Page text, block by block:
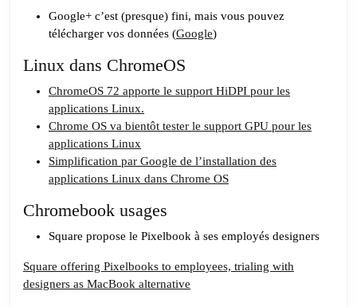
ChromeOS,
saupoudré
d’un
Google
Google+ c’est (presque) fini, mais vous pouvez
télécharger vos données (Google)
Linux dans ChromeOS
ChromeOS 72 apporte le support HiDPI pour les
applications Linux.
Chrome OS va bientôt tester le support GPU pour les
applications Linux
Simplification par Google de l’installation des
applications Linux dans Chrome OS
Chromebook usages
Square propose le Pixelbook à ses employés designers
Square offering Pixelbooks to employees, trialing with
designers as MacBook alternative